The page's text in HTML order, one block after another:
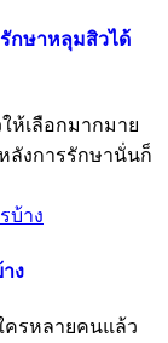
รักษาหลุมสิวได้
ห้เลือกมากมาย
ลังการรักษานั่นก็
ง
ครหลายคนแล้ว